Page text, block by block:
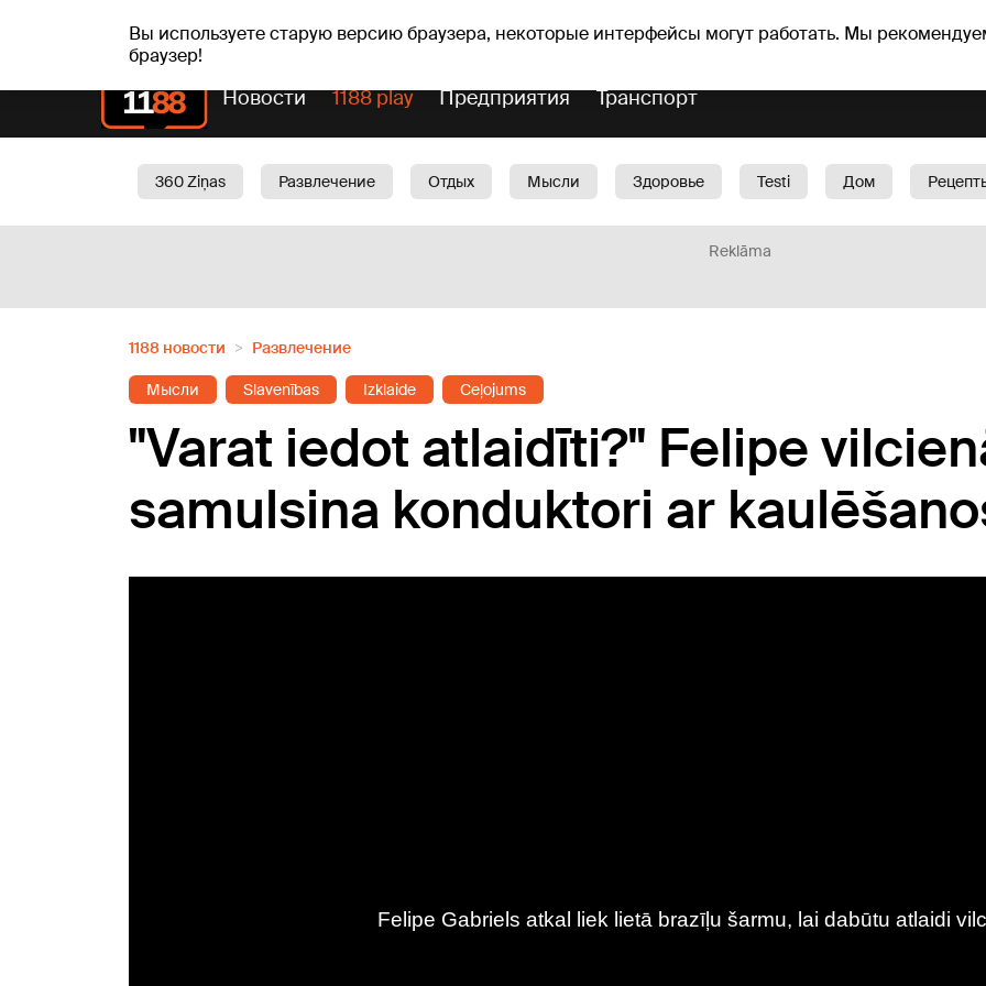
Вы используете старую версию браузера, некоторые интерфейсы могут работать. Мы
браузер!
чт, 06.08.2026. +21°C Aisma, Askolds Прогноз погоды Гороскопы
Новости 1188 play Предприятия Транспорт
360 Ziņas Развлечение Отдых Мысли Здоровье Testi Дом
Reklāma
1188 новости Развлечение
Мысли Slavenības Izklaide Ceļojums
"Varat iedot atlaidīti?" Felipe
samulsina konduktori ar